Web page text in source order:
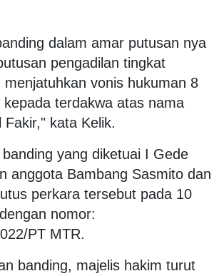
dalam amar putusan nya
pengadilan tingkat
menjatuhkan vonis hukuman 8
terdakwa atas nama
Fakir," kata Kelik.
yang diketuai I Gede
anggota Bambang Sasmito dan
perkara tersebut pada 10
nomor:
PT MTR.
banding, majelis hakim turut